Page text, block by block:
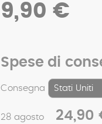
Spese di
Consegna
28 agosto 24,90
9,90 €